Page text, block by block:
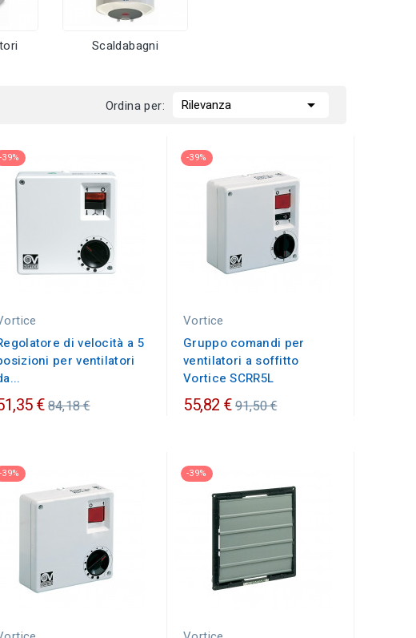
Scaldabagni
Ordina per: Rilevanza 
-39%
di velocità a 5
per ventilatori
€Prezzo
84,18 €
-39%
Vortice
Gruppo comandi per
ventilatori a soffitto
Vortice SCRR5L
55,82 €Prezzo
91,50 €
-39% -39%